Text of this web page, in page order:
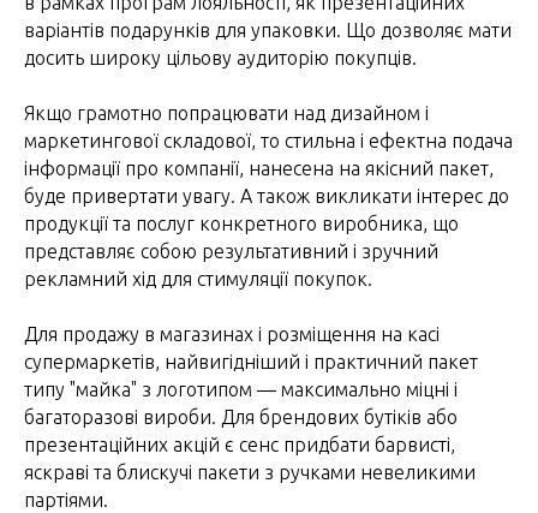
варіантів подарунків для упаковки. Що дозволяє мати
досить широку цільову аудиторію покупців.
Якщо грамотно попрацювати над дизайном і
маркетингової складової, то стильна і ефектна подача
інформації про компанії, нанесена на якісний пакет,
буде привертати увагу. А також викликати інтерес до
продукції та послуг конкретного виробника, що
представляє собою результативний і зручний
рекламний хід для стимуляції покупок.
Для продажу в магазинах і розміщення на касі
супермаркетів, найвигідніший і практичний пакет
типу "майка" з логотипом — максимально міцні і
багаторазові вироби. Для брендових бутіків або
презентаційних акцій є сенс придбати барвисті,
яскраві та блискучі пакети з ручками невеликими
партіями.